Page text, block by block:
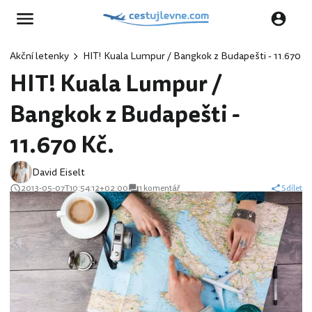
Akční letenky HIT! Kuala Lumpur / Bangkok z Budapešti - 11.670
HIT! Kuala Lumpur /
Bangkok z Budapešti -
11.670 Kč.
David Eiselt
2013-05-07T10:54:12+02:00 1 komentář Sdílet